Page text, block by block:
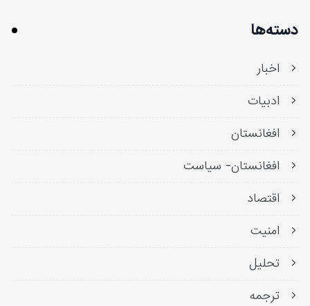
دسته‌ها
اخبار
ادبیات
افغانستان
افغانستان- سیاست
اقتصاد
امنیت
تحلیل
ترجمه